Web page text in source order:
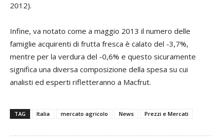
2012).
Infine, va notato come a maggio 2013 il numero delle
famiglie acquirenti di frutta fresca è calato del -3,7%,
mentre per la verdura del -0,6% e questo sicuramente
significa una diversa composizione della spesa su cui
analisti ed esperti rifletteranno a Macfrut.
TAG Italia mercato agricolo News Prezzi e Mercati